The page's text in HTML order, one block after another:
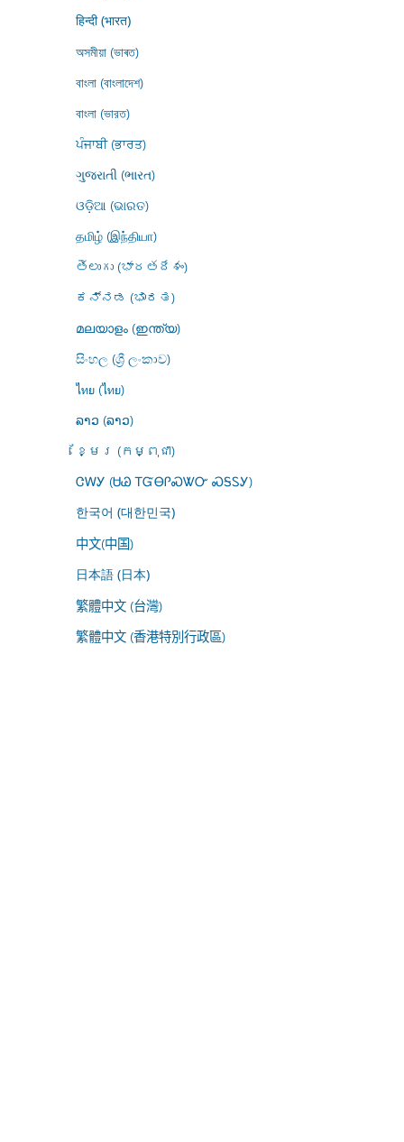
हिन्दी (भारत)
অসমীয়া (ভাৰত)
বাংলা (বাংলাদেশ)
বাংলা (ভারত)
ਪੰਜਾਬੀ (ਭਾਰਤ)
ગુજરાતી (ભારત)
ଓଡ଼ିଆ (ଭାରତ)
தமிழ் (இந்தியா)
తెలుగు (భారతదేశం)
ಕನ್ನಡ (ಭಾರತ)
മലയാളം (ഇന്ത്യ)
සිංහල (ශ්‍රී ලංකාව)
ไทย (ไทย)
ລາວ (ລາວ)
ខ្មែរ (កម្ពុជា)
ᏣᎳᎩ (ᏌᏊ ᎢᏳᎾᎵᏍᏔᏅ ᏍᎦᏚᎩ)
한국어 (대한민국)
中文(中国)
日本語 (日本)
繁體中文 (台灣)
繁體中文 (香港特別行政區)